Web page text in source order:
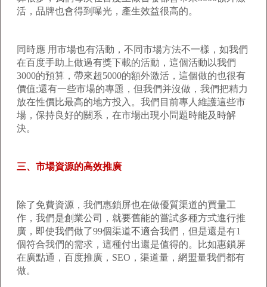
活，品牌也會得到曝光，產生效益很高的。
同時應 用市場也有活動，不同市場方法不一樣，如我們
在百度手助上做過有獎下載的活動，這個活動以我們
3000的預算，帶來超5000的額外激活，這個做的也很有
價值;還有一些市場的專題，但我們并沒做，我們把精力
放在性價比最高的地方投入。我們目前專人維護這些市
場，保持良好的關系，在市場出現小問題時能及時解
決。
三、市場資源的高效推廣
除了免費資源，我們惠鎖屏也在做優質渠道的買量工
作，我們是創業公司，就要舊能的嘗試多種方式進行推
廣，即使我們做了99個渠道不適合我們，但是還是有1
個符合我們的需求，這種付出還是值得的。比如惠鎖屏
在廣點通，百度推廣，SEO，渠道量，網盟量我們都有
做。